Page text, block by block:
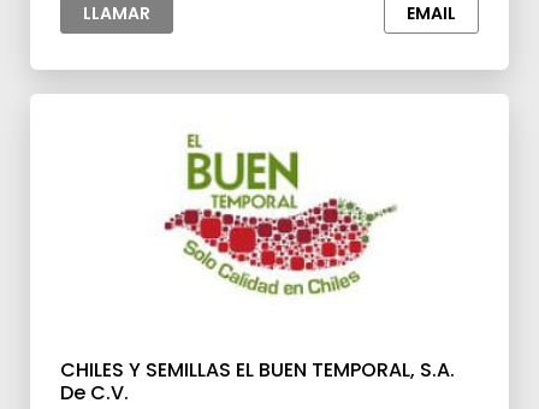
LLAMAR EMAIL
CHILES Y SEMILLAS EL BUEN TEMPORAL, S.A.
De C.V.